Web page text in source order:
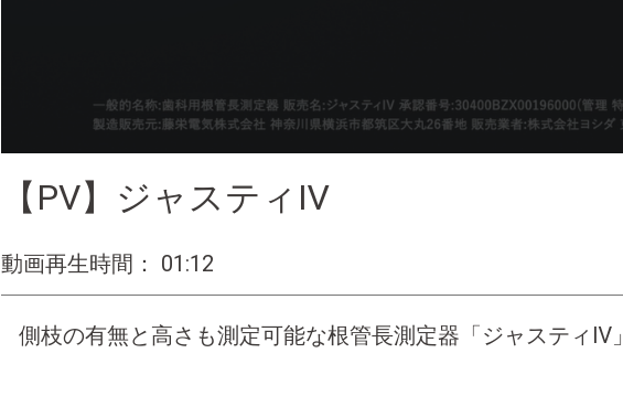
【PV】ジャスティⅣ
動画再生時間： 01:12
側枝の有無と高さも測定可能な根管長測定器「ジャスティⅣ」